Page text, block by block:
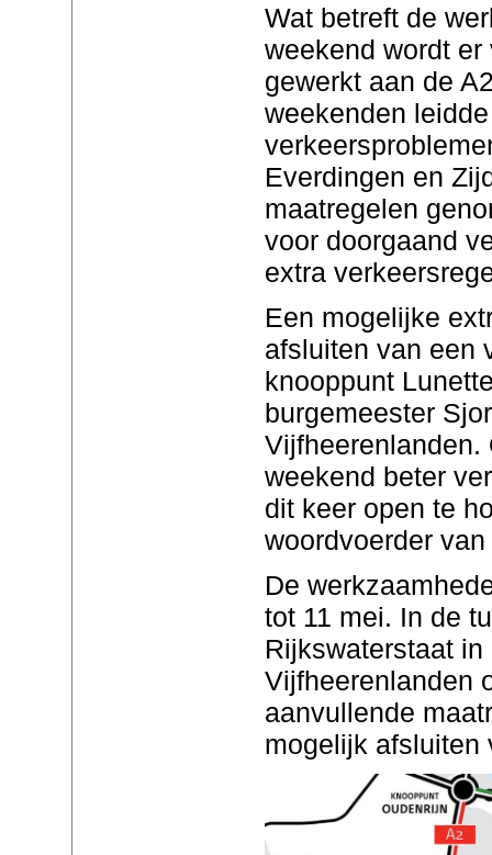
Wat betreft de
weekend wordt
gewerkt aan de
weekenden
Everdingen en
maatregelen
voor doorgaand
extra
Een mogelijke
afsluiten van een
knooppunt
burgemeester
Vijfheerenlanden.
weekend beter
dit keer open te
woordvoerder
De
tot 11 mei. In de
Rijkswaterstaat
Vijfheerenlanden
aanvullende
mogelijk afsluiten